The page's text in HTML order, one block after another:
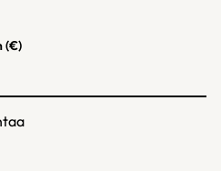
(€)